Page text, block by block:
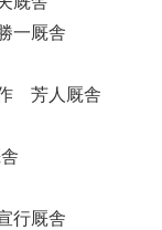
浦 勝一厩舎
作 芳人厩舎
田 満厩舎
行厩舎